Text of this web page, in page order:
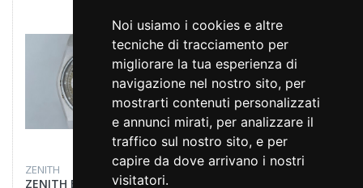
Noi usiamo i cookies e altre
tecniche di tracciamento per
migliorare la tua esperienza di
navigazione nel nostro sito, per
mostrarti contenuti personalizzati
e annunci mirati, per analizzare il
traffico sul nostro sito, e per
capire da dove arrivano i nostri
visitatori.
ZENITH
ZENITH EL PRIMERO